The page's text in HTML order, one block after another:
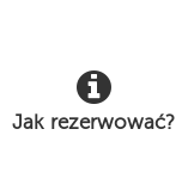
Jak rezerwować?